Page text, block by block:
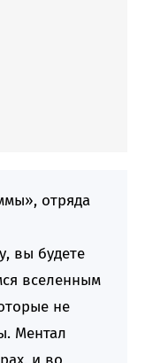
отряда
вы будете
вселенным
не
Ментал